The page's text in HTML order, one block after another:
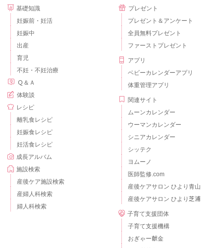
基礎知識
妊娠前・妊活
妊娠中
出産
育児
不妊・不妊治療
Ｑ＆Ａ
体験談
レシピ
離乳食レシピ
妊娠食レシピ
妊活食レシピ
成長アルバム
施設検索
産後ケア施設検索
産婦人科検索
婦人科検索
プレゼント
プレゼント＆アンケート
全員無料プレゼント
ファーストプレゼント
アプリ
ベビーカレンダーアプリ
体重管理アプリ
関連サイト
ムーンカレンダー
ウーマンカレンダー
シニアカレンダー
シッテク
ヨムーノ
医師監修.com
産後ケアサロン ひより青山
産後ケアサロン ひより芝浦
子育て支援団体
子育て支援機構
おぎゃー献金